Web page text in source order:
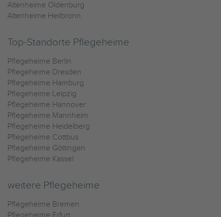
Altenheime Oldenburg
Altenheime Heilbronn
Top-Standorte Pflegeheime
Pflegeheime Berlin
Pflegeheime Dresden
Pflegeheime Hamburg
Pflegeheime Leipzig
Pflegeheime Hannover
Pflegeheime Mannheim
Pflegeheime Heidelberg
Pflegeheime Cottbus
Pflegeheime Göttingen
Pflegeheime Kassel
weitere Pflegeheime
Pflegeheime Bremen